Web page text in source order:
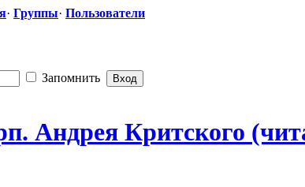
· Группы· Пользователи
Запомнить
Андрея Критского